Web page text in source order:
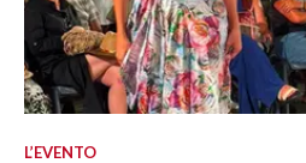
L’EVENTO